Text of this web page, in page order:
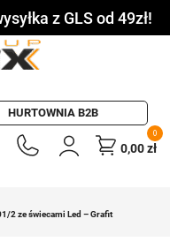
z GLS od 49zł!
HURTOWNIA B2B
0
0,00zł
2 ze świecami Led – Grafit